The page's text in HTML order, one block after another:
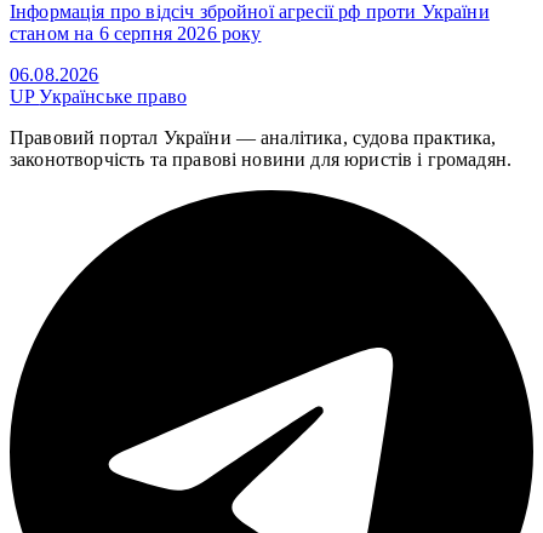
Інформація про відсіч збройної агресії рф проти України
станом на 6 серпня 2026 року
06.08.2026
UPУкраїнське право
Правовий портал України — аналітика, судова практика,
законотворчість та правові новини для юристів і громадян.